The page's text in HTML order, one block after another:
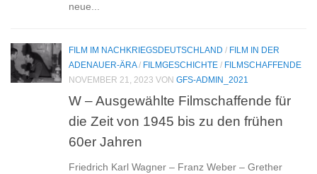
neue...
FILM IM NACHKRIEGSDEUTSCHLAND / FILM IN DER
ADENAUER-ÄRA/ FILMGESCHICHTE / FILMSCHAFFENDE
NOVEMBER 21, 2023 VON GFS-ADMIN_2021
W – Ausgewählte Filmschaffende für
die Zeit von 1945 bis zu den frühen
60er Jahren
Friedrich Karl Wagner – Franz Weber – Grether